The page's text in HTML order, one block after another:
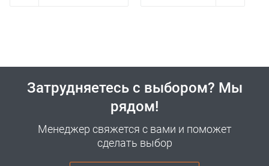
Затрудняетесь с выбором? Мы
рядом!
Менеджер свяжется с вами и поможет
сделать выбор